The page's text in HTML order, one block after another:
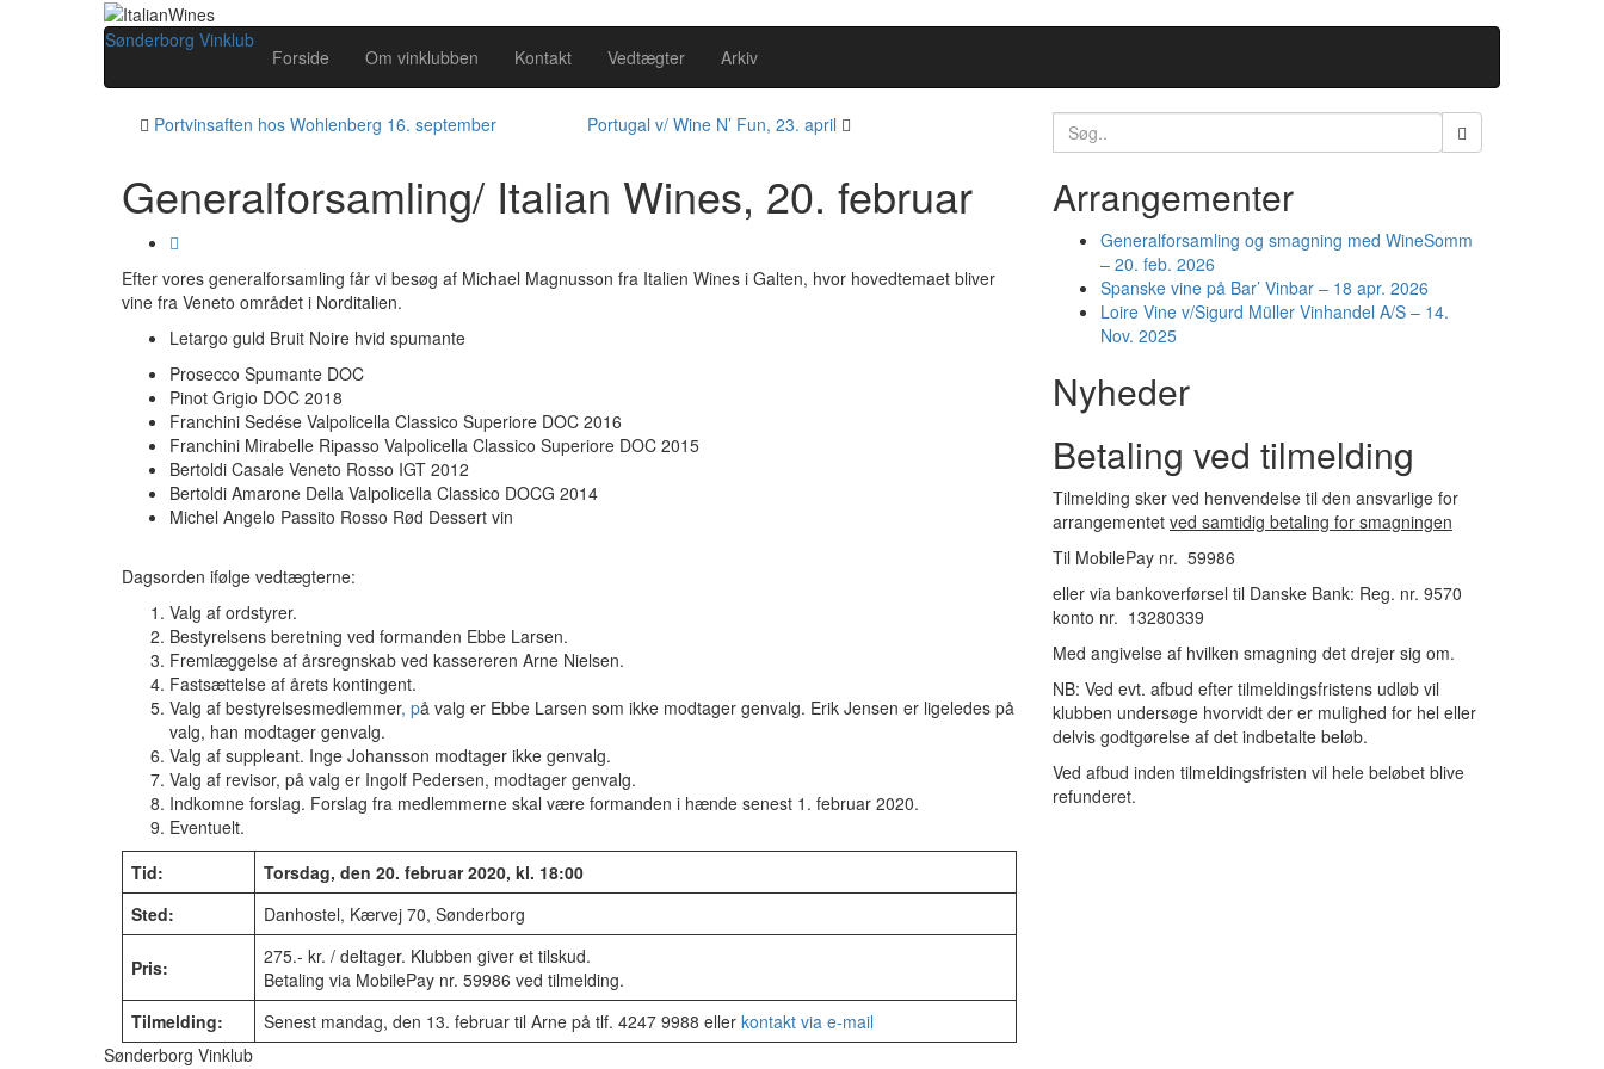
Sønderborg Vinklub
Forside Om vinklubben Kontakt Vedtægter Arkiv
Portvinsaften hos Wohlenberg 16. september Portugal v/ Wine N’ Fun, 23. april
Generalforsamling/ Italian Wines, 20. februar
Efter vores generalforsamling får vi besøg af Michael Magnusson fra Italien Wines i Galten, hvor hovedtemaet bliver
vine fra Veneto området i Norditalien.
Letargo guld Bruit Noire hvid spumante
Prosecco Spumante DOC
Pinot Grigio DOC 2018
Franchini Sedése Valpolicella Classico Superiore DOC 2016
Franchini Mirabelle Ripasso Valpolicella Classico Superiore DOC 2015
Bertoldi Casale Veneto Rosso IGT 2012
Bertoldi Amarone Della Valpolicella Classico DOCG 2014
Michel Angelo Passito Rosso Rød Dessert vin
Dagsorden ifølge vedtægterne:
Valg af ordstyrer.
Bestyrelsens beretning ved formanden Ebbe Larsen.
Fremlæggelse af årsregnskab ved kassereren Arne Nielsen.
Fastsættelse af årets kontingent.
Valg af bestyrelsesmedlemmer, på valg er Ebbe Larsen som ikke modtager genvalg. Erik Jensen er ligeledes på
valg, han modtager genvalg.
Valg af suppleant. Inge Johansson modtager ikke genvalg.
Valg af revisor, på valg er Ingolf Pedersen, modtager genvalg.
Indkomne forslag. Forslag fra medlemmerne skal være formanden i hænde senest 1. februar 2020.
Eventuelt.
Tid:
Torsdag, den 20. februar 2020, kl. 18:00
Sted:
Danhostel, Kærvej 70, Sønderborg
Pris:
275.- kr. / deltager. Klubben giver et tilskud.
Betaling via MobilePay nr. 59986 ved tilmelding.
Tilmelding:
Senest mandag, den 13. februar til Arne på tlf. 4247 9988 eller kontakt via e-mail
Search
for:
Arrangementer
Generalforsamling og smagning med WineSomm
– 20. feb. 2026
Spanske vine på Bar’ Vinbar – 18 apr. 2026
Loire Vine v/Sigurd Müller Vinhandel A/S – 14.
Nov. 2025
Nyheder
Betaling ved tilmelding
Tilmelding sker ved henvendelse til den ansvarlige for
arrangementet ved samtidig betaling for smagningen
Til MobilePay nr. 59986
eller via bankoverførsel til Danske Bank: Reg. nr. 9570
konto nr. 13280339
Med angivelse af hvilken smagning det drejer sig om.
NB: Ved evt. afbud efter tilmeldingsfristens udløb vil
klubben undersøge hvorvidt der er mulighed for hel eller
delvis godtgørelse af det indbetalte beløb.
Ved afbud inden tilmeldingsfristen vil hele beløbet blive
refunderet.
Sønderborg Vinklub